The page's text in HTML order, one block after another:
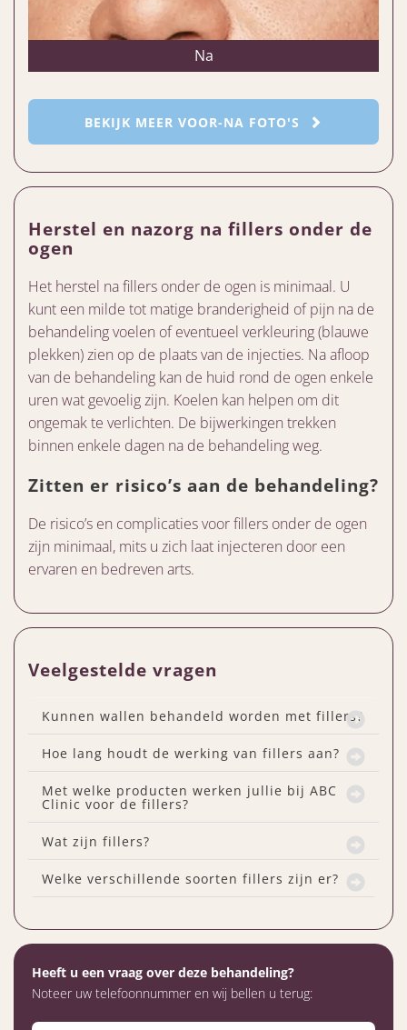
Na
BEKIJK MEER VOOR-NA FOTO'S
Herstel en nazorg na fillers onder de
ogen
Het herstel na fillers onder de ogen is minimaal. U
kunt een milde tot matige branderigheid of pijn na de
behandeling voelen of eventueel verkleuring (blauwe
plekken) zien op de plaats van de injecties. Na afloop
van de behandeling kan de huid rond de ogen enkele
uren wat gevoelig zijn. Koelen kan helpen om dit
ongemak te verlichten. De bijwerkingen trekken
binnen enkele dagen na de behandeling weg.
Zitten er risico’s aan de behandeling?
De risico’s en complicaties voor fillers onder de ogen
zijn minimaal, mits u zich laat injecteren door een
ervaren en bedreven arts.
Veelgestelde vragen
Kunnen wallen behandeld worden met fillers?
Hoe lang houdt de werking van fillers aan?
Met welke producten werken jullie bij ABC
Clinic voor de fillers?
Wat zijn fillers?
Welke verschillende soorten fillers zijn er?
Heeft u een vraag over deze behandeling?
Noteer uw telefoonnummer en wij bellen u terug: